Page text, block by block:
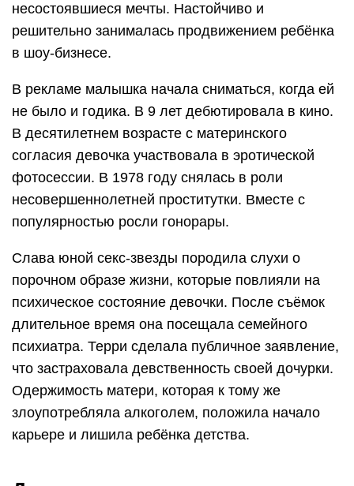
несостоявшиеся мечты. Настойчиво и
решительно занималась продвижением ребёнка
в шоу-бизнесе.
В рекламе малышка начала сниматься, когда ей
не было и годика. В 9 лет дебютировала в кино.
В десятилетнем возрасте с материнского
согласия девочка участвовала в эротической
фотосессии. В 1978 году снялась в роли
несовершеннолетней проститутки. Вместе с
популярностью росли гонорары.
Слава юной секс-звезды породила слухи о
порочном образе жизни, которые повлияли на
психическое состояние девочки. После съёмок
длительное время она посещала семейного
психиатра. Терри сделала публичное заявление,
что застраховала девственность своей дочурки.
Одержимость матери, которая к тому же
злоупотребляла алкоголем, положила начало
карьере и лишила ребёнка детства.